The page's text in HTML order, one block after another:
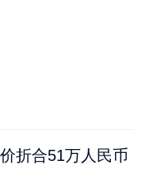
折合51万人民币